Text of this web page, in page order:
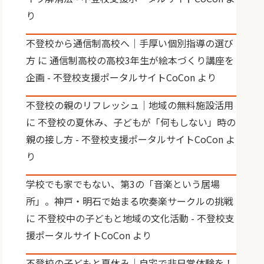
り
不登校から通信制高校へ｜手厚い個別指導の選び
方 に通信制高校の高校3年生が絵本づくり講座を
企画 - 不登校支援ポータルサイトCoCon より
不登校の親のリフレッシュ｜地域の無料施設活用
に 不登校の夏休み、子どもが「何もしない」時の
親の接し方 - 不登校支援ポータルサイトCoCon よ
り
学校でも家でもない、第3の「音楽という居場
所」。神戸・明石で始まる吹奏楽サークルの挑戦
に 不登校中の子どもと地域の文化活動 - 不登校支
援ポータルサイトCoCon より